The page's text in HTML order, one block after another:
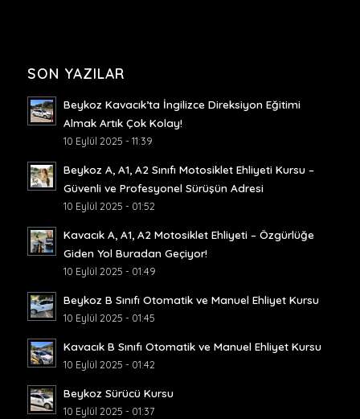
SON YAZILAR
Beykoz Kavacık’ta İngilizce Direksiyon Eğitimi
Almak Artık Çok Kolay!
10 Eylül 2025 - 11:39
Beykoz A, A1, A2 Sınıfı Motosiklet Ehliyeti Kursu –
Güvenli ve Profesyonel Sürüşün Adresi
10 Eylül 2025 - 01:52
Kavacık A, A1, A2 Motosiklet Ehliyeti – Özgürlüğe
Giden Yol Buradan Geçiyor!
10 Eylül 2025 - 01:49
Beykoz B Sınıfı Otomatik ve Manuel Ehliyet Kursu
10 Eylül 2025 - 01:45
Kavacık B Sınıfı Otomatik ve Manuel Ehliyet Kursu
10 Eylül 2025 - 01:42
Beykoz Sürücü Kursu
10 Eylül 2025 - 01:37